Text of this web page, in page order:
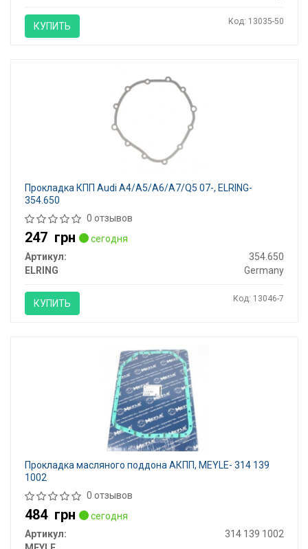
КУПИТЬ Код: 13035-50
Прокладка КПП Audi A4/A5/A6/A7/Q5 07-, ELRING-
354.650
0 отзывов
247 грн
сегодня
Артикул:
354.650
ELRING
Germany
КУПИТЬ Код: 13046-7
Прокладка масляного поддона АКПП, MEYLE- 314 139
1002
0 отзывов
484 грн
сегодня
Артикул:
314 139 1002